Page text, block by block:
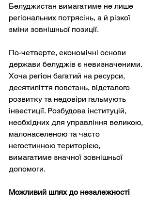
Белуджистан вимагатиме не лише
регіональних потрясінь, а й різкої
зміни зовнішньої позиції.
По-четверте, економічні основи
держави белуджів є невизначеними.
Хоча регіон багатий на ресурси,
десятиліття повстань, відсталого
розвитку та недовіри гальмують
інвестиції. Розбудова інституцій,
необхідних для управління великою,
малонаселеною та часто
негостинною територією,
вимагатиме значної зовнішньої
допомоги.
Можливий шлях до незалежності